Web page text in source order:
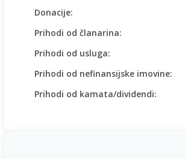
Donacije:
Prihodi od članarina:
Prihodi od usluga:
Prihodi od nefinansijske imovine:
Prihodi od kamata/dividendi: